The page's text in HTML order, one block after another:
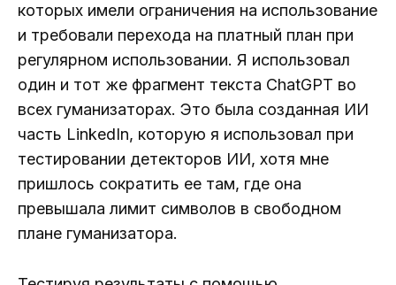
которых имели ограничения на использование
и требовали перехода на платный план при
регулярном использовании. Я использовал
один и тот же фрагмент текста ChatGPT во
всех гуманизаторах. Это была созданная ИИ
часть LinkedIn, которую я использовал при
тестировании детекторов ИИ, хотя мне
пришлось сократить ее там, где она
превышала лимит символов в свободном
плане гуманизатора.